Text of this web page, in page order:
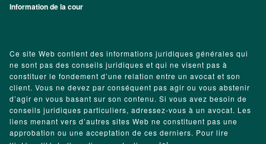
Information de la cour
Ce site Web contient des informations juridiques générales qui
ne sont pas des conseils juridiques et qui ne visent pas à
constituer le fondement d’une relation entre un avocat et son
client. Vous ne devez par conséquent pas agir ou vous abstenir
d’agir en vous basant sur son contenu. Si vous avez besoin de
conseils juridiques particuliers, adressez-vous à un avocat. Les
liens menant vers d’autres sites Web ne constituent pas une
approbation ou une acceptation de ces derniers. Pour lire